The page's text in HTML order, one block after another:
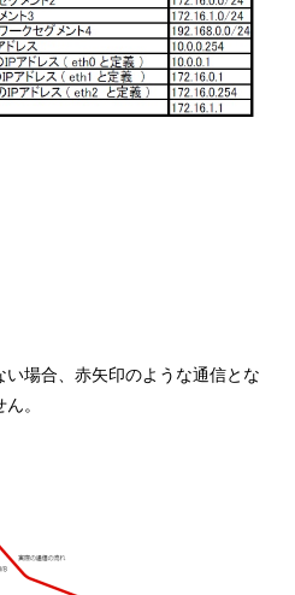
場合、赤矢印のような通信とな
。